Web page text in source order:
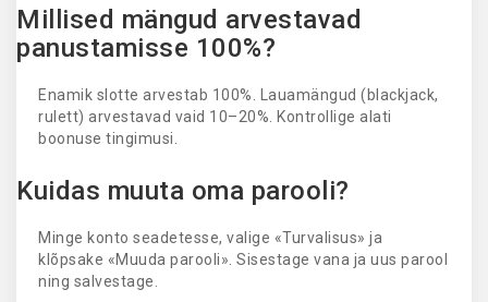
Millised mängud arvestavad
panustamisse 100%?
Enamik slotte arvestab 100%. Lauamängud (blackjack,
rulett) arvestavad vaid 10–20%. Kontrollige alati
boonuse tingimusi.
Kuidas muuta oma parooli?
Minge konto seadetesse, valige «Turvalisus» ja
klõpsake «Muuda parooli». Sisestage vana ja uus parool
ning salvestage.